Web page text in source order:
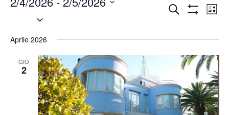
Eventi
e
viste
Cerca Lista
Seleziona
data.
Aprile 2026
GIO
2